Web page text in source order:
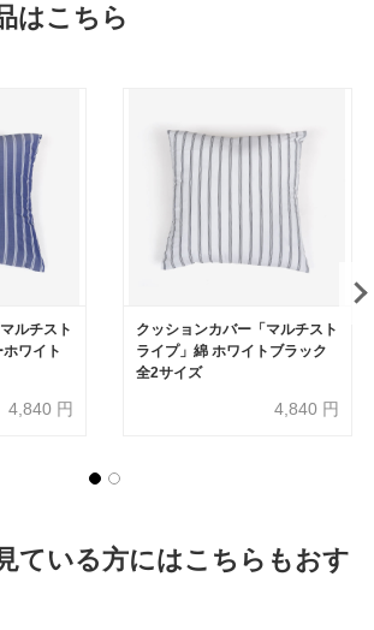
はこちら
ルチスト
ワイト
4,840 円
クッションカバー「マルチスト
ライプ」綿 ホワイトブラック
全2サイズ
4,840 円
ている方にはこちらもおす